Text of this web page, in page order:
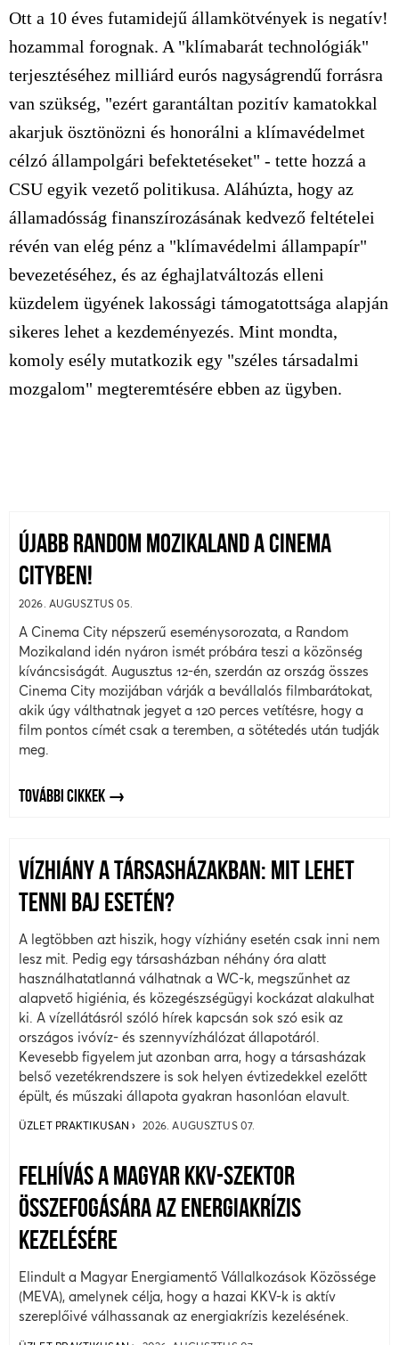
Ott a 10 éves futamidejű államkötvények is negatív!
hozammal forognak. A "klímabarát technológiák"
terjesztéséhez milliárd eurós nagyságrendű forrásra
van szükség, "ezért garantáltan pozitív kamatokkal
akarjuk ösztönözni és honorálni a klímavédelmet
célzó állampolgári befektetéseket" - tette hozzá a
CSU egyik vezető politikusa. Aláhúzta, hogy az
államadósság finanszírozásának kedvező feltételei
révén van elég pénz a "klímavédelmi állampapír"
bevezetéséhez, és az éghajlatváltozás elleni
küzdelem ügyének lakossági támogatottsága alapján
sikeres lehet a kezdeményezés. Mint mondta,
komoly esély mutatkozik egy "széles társadalmi
mozgalom" megteremtésére ebben az ügyben.
ÚJABB RANDOM MOZIKALAND A CINEMA
CITYBEN!
2026. AUGUSZTUS 05.
A Cinema City népszerű eseménysorozata, a Random
Mozikaland idén nyáron ismét próbára teszi a közönség
kíváncsiságát. Augusztus 12-én, szerdán az ország összes
Cinema City mozijában várják a bevállalós filmbarátokat,
akik úgy válthatnak jegyet a 120 perces vetítésre, hogy a
film pontos címét csak a teremben, a sötétedés után tudják
meg.
TOVÁBBI CIKKEK
VÍZHIÁNY A TÁRSASHÁZAKBAN: MIT LEHET
TENNI BAJ ESETÉN?
A legtöbben azt hiszik, hogy vízhiány esetén csak inni nem
lesz mit. Pedig egy társasházban néhány óra alatt
használhatatlanná válhatnak a WC-k, megszűnhet az
alapvető higiénia, és közegészségügyi kockázat alakulhat
ki. A vízellátásról szóló hírek kapcsán sok szó esik az
országos ivóvíz- és szennyvízhálózat állapotáról.
Kevesebb figyelem jut azonban arra, hogy a társasházak
belső vezetékrendszere is sok helyen évtizedekkel ezelőtt
épült, és műszaki állapota gyakran hasonlóan elavult.
ÜZLET PRAKTIKUSAN 2026. AUGUSZTUS 07.
FELHÍVÁS A MAGYAR KKV-SZEKTOR
ÖSSZEFOGÁSÁRA AZ ENERGIAKRÍZIS
KEZELÉSÉRE
Elindult a Magyar Energiamentő Vállalkozások Közössége
(MEVA), amelynek célja, hogy a hazai KKV-k is aktív
szereplőivé válhassanak az energiakrízis kezelésének.